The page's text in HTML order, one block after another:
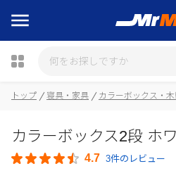
瓶詰
トップ 寝具・家具 カラーボックス・
カラーボックス2段 ホ
4.7 3件のレビュー